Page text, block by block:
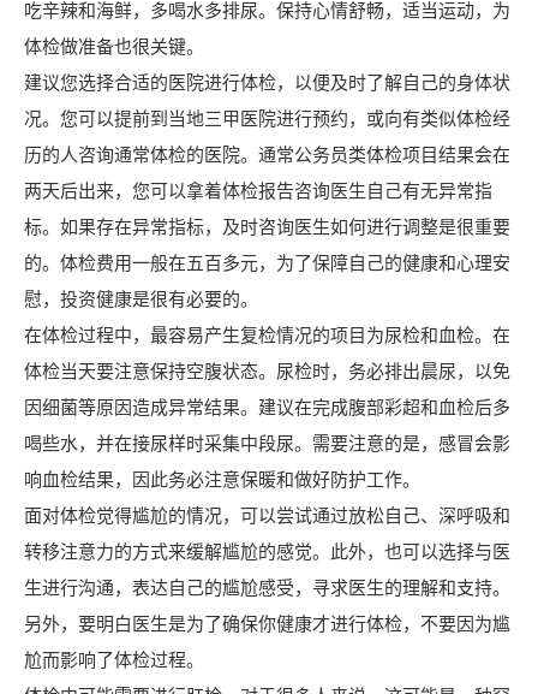
吃辛辣和海鲜，多喝水多排尿。保持心情舒畅，适当运动，为
体检做准备也很关键。
建议您选择合适的医院进行体检，以便及时了解自己的身体状
况。您可以提前到当地三甲医院进行预约，或向有类似体检经
历的人咨询通常体检的医院。通常公务员类体检项目结果会在
两天后出来，您可以拿着体检报告咨询医生自己有无异常指
标。如果存在异常指标，及时咨询医生如何进行调整是很重要
的。体检费用一般在五百多元，为了保障自己的健康和心理安
慰，投资健康是很有必要的。
在体检过程中，最容易产生复检情况的项目为尿检和血检。在
体检当天要注意保持空腹状态。尿检时，务必排出晨尿，以免
因细菌等原因造成异常结果。建议在完成腹部彩超和血检后多
喝些水，并在接尿样时采集中段尿。需要注意的是，感冒会影
响血检结果，因此务必注意保暖和做好防护工作。
面对体检觉得尴尬的情况，可以尝试通过放松自己、深呼吸和
转移注意力的方式来缓解尴尬的感觉。此外，也可以选择与医
生进行沟通，表达自己的尴尬感受，寻求医生的理解和支持。
另外，要明白医生是为了确保你健康才进行体检，不要因为尴
尬而影响了体检过程。